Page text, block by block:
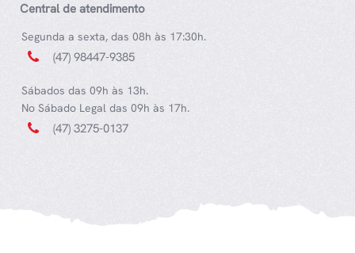
Central de atendimento
Segunda a sexta, das 08h às 17:30h.
(47) 98447-9385
Sábados das 09h às 13h.
No Sábado Legal das 09h às 17h.
(47) 3275-0137